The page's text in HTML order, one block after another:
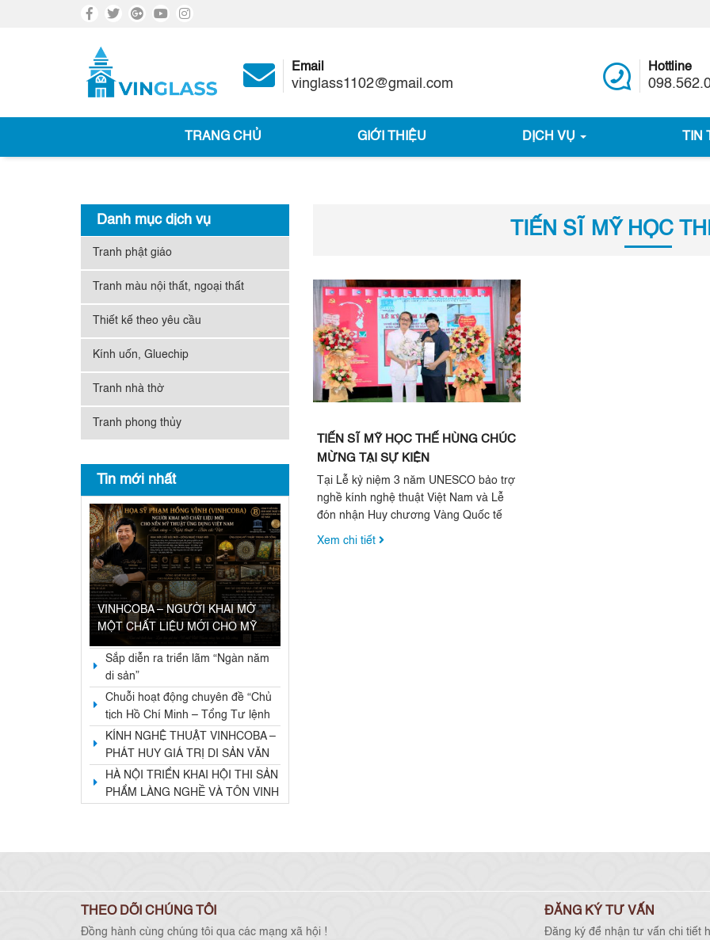
Email
vinglass1102@gmail.com
Hottline
TRANG CHỦ GIỚI THIỆU DỊCH VỤ TIN
Danh mục dịch vụ
Tranh phật giáo
Tranh màu nội thất, ngoại thất
Thiết kế theo yêu cầu
Kính uốn, Gluechip
Tranh nhà thờ
Tranh phong thủy
Tin mới nhất
VINHCOBA – NGƯỜI KHAI MỞ
MỘT CHẤT LIỆU MỚI CHO MỸ
THUẬT ỨNG DỤNG VIỆT NAM
Sắp diễn ra triển lãm “Ngàn năm
di sản”
Chuỗi hoạt động chuyên đề “Chủ
tịch Hồ Chí Minh – Tổng Tư lệnh
Fidel Castro: Nghĩa tình son sắt
đặc biệt”
KÍNH NGHỆ THUẬT VINHCOBA –
PHÁT HUY GIÁ TRỊ DI SẢN VĂN
HOÁ, GÓP PHẦN PHÁT TRIỂN
CÔNG NGHIỆP VĂN HOÁ VÀ
KINH TẾ DI SẢN
HÀ NỘI TRIỂN KHAI HỘI THI SẢN
PHẨM LÀNG NGHỀ VÀ TÔN VINH
TIẾN SĨ MỸ HỌC
TIẾN SĨ MỸ HỌC THẾ HÙNG CHÚC
MỪNG TẠI SỰ KIỆN
Tại Lễ kỷ niệm 3 năm UNESCO bảo trợ
nghề kính nghệ thuật Việt Nam và Lễ
đón nhận Huy chương Vàng Quốc tế
cho sáng chế vật liệu kính ...
Xem chi tiết
THEO DÕI CHÚNG TÔI
Đồng hành cùng chúng tôi qua các mạng xã hội !
ĐĂNG KÝ TƯ VẤN
Đăng ký để nhận tư vấn chi tiết